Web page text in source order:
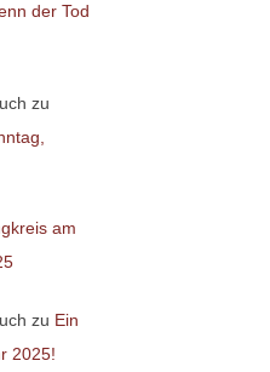
der Tod
zu
am
zu Ein
2025!